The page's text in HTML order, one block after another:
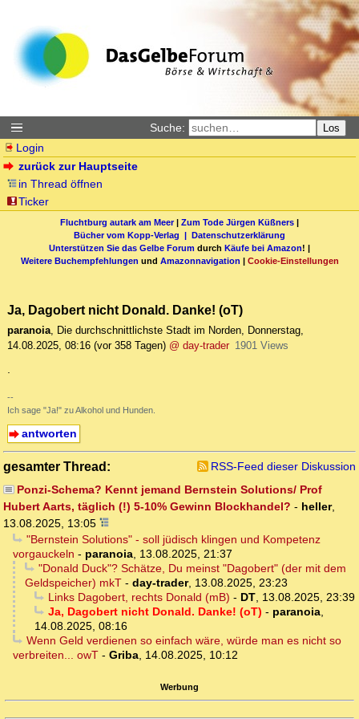
Suche: Los
Login
zurück zur Hauptseite
in Thread öffnen
Ticker
Fluchtburg autark am Meer| Zum Tode Jürgen Küßners |
Bücher vom Kopp-Verlag | Datenschutzerklärung
Unterstützen Sie das Gelbe Forum durch Käufe bei Amazon! |
Weitere Buchempfehlungen und Amazonnavigation | Cookie-Einstellungen
Ja, Dagobert nicht Donald. Danke! (oT)
paranoia, Die durchschnittlichste Stadt im Norden, Donnerstag,
14.08.2025, 08:16 (vor 358 Tagen) @ day-trader 1901 Views
.
--
Ich sage "Ja!" zu Alkohol und Hunden.
antworten
gesamter Thread:
RSS-Feed dieser Diskussion
Ponzi-Schema? Kennt jemand Bernstein Solutions/ Prof
Hubert Aarts, täglich (!) 5-10% Gewinn Blockhandel? - heller,
13.08.2025, 13:05
"Bernstein Solutions" - soll jüdisch klingen und Kompetenz
vorgauckeln - paranoia, 13.08.2025, 21:37
"Donald Duck"? Schätze, Du meinst "Dagobert" (der mit dem
Geldspeicher) mkT - day-trader, 13.08.2025, 23:23
Links Dagobert, rechts Donald (mB) - DT, 13.08.2025, 23:39
Ja, Dagobert nicht Donald. Danke! (oT) - paranoia,
14.08.2025, 08:16
Wenn Geld verdienen so einfach wäre, würde man es nicht so
verbreiten... owT - Griba, 14.08.2025, 10:12
Werbung